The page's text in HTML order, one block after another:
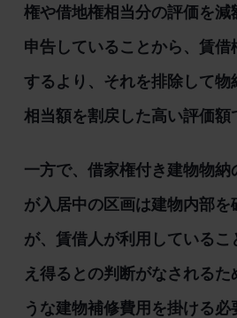
権や借地権相当分の評価を減
申告していることから、賃借
するより、それを排除して物
相当額を割戻した高い評価額
一方で、借家権付き建物物納
が入居中の区画は建物内部を
が、賃借人が利用しているこ
え得るとの判断がなされるた
うな建物補修費用を掛ける必